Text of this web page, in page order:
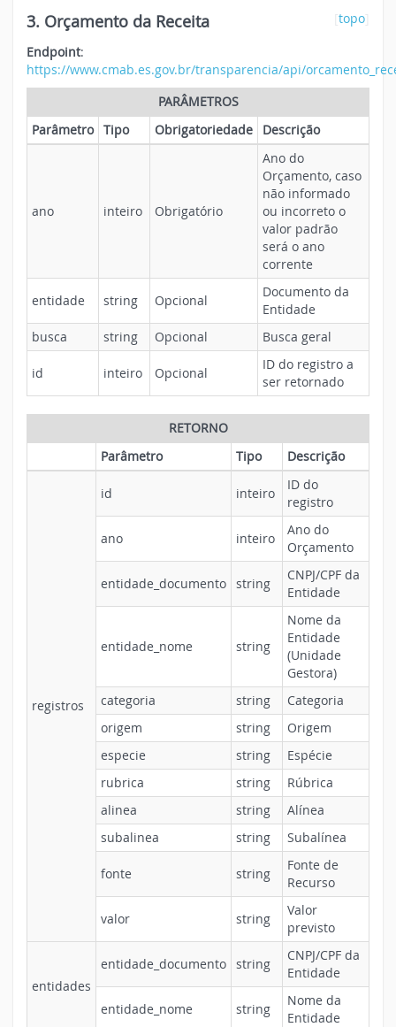
3. Orçamento da Receita [topo]
Endpoint:
https://www.cmab.es.gov.br/transparencia/api/
PARÂMETROS
Parâmetro Tipo Obrigatoriedade Descrição
ano inteiro Obrigatório
Ano do
Orçamento, caso
não informado
ou incorreto o
valor padrão
será o ano
corrente
entidade string Opcional
Documento da
Entidade
busca
string Opcional Busca geral
id inteiro Opcional
ID do registro a
ser retornado
RETORNO
Parâmetro
Tipo Descrição
registros
id inteiro
ID do
registro
ano inteiro
Ano do
Orçamento
entidade_documento string
CNPJ/CPF da
Entidade
entidade_nome string
Nome da
Entidade
(Unidade
Gestora)
categoria
string
Categoria
origem
string
Origem
especie
string
Espécie
rubrica
string
Rúbrica
alinea
string
Alínea
subalinea
string Subalínea
fonte string
Fonte de
Recurso
valor string
Valor
previsto
entidades
entidade_documento string
CNPJ/CPF da
Entidade
entidade_nome string
Nome da
Entidade